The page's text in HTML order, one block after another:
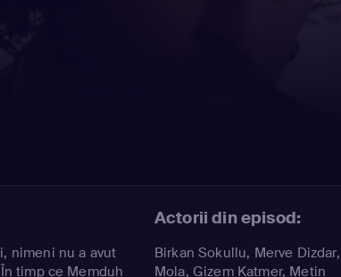
nimeni nu a avut
timp ce Memduh
Actorii din episod:
Birkan Sokullu, Merve Dizdar,
Mola, Gizem Katmer, Metin